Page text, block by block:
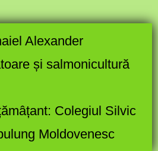
Alexander
și salmonicultură
Colegiul Silvic
Moldovenesc